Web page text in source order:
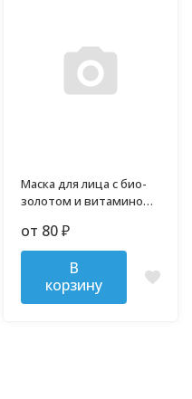
Маска для лица с био-
золотом и витамином
от 80 ₽
В
корзину